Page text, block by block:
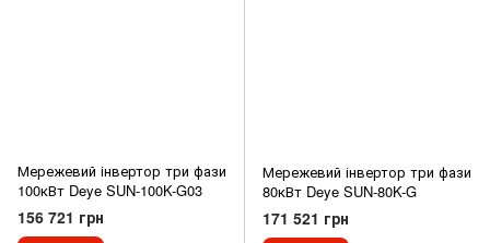
Мережевий інвертор три фази
100кВт Deye SUN-100K-G03
156 721 грн
Мережевий інвертор три фази
80кВт Deye SUN-80K-G
171 521 грн